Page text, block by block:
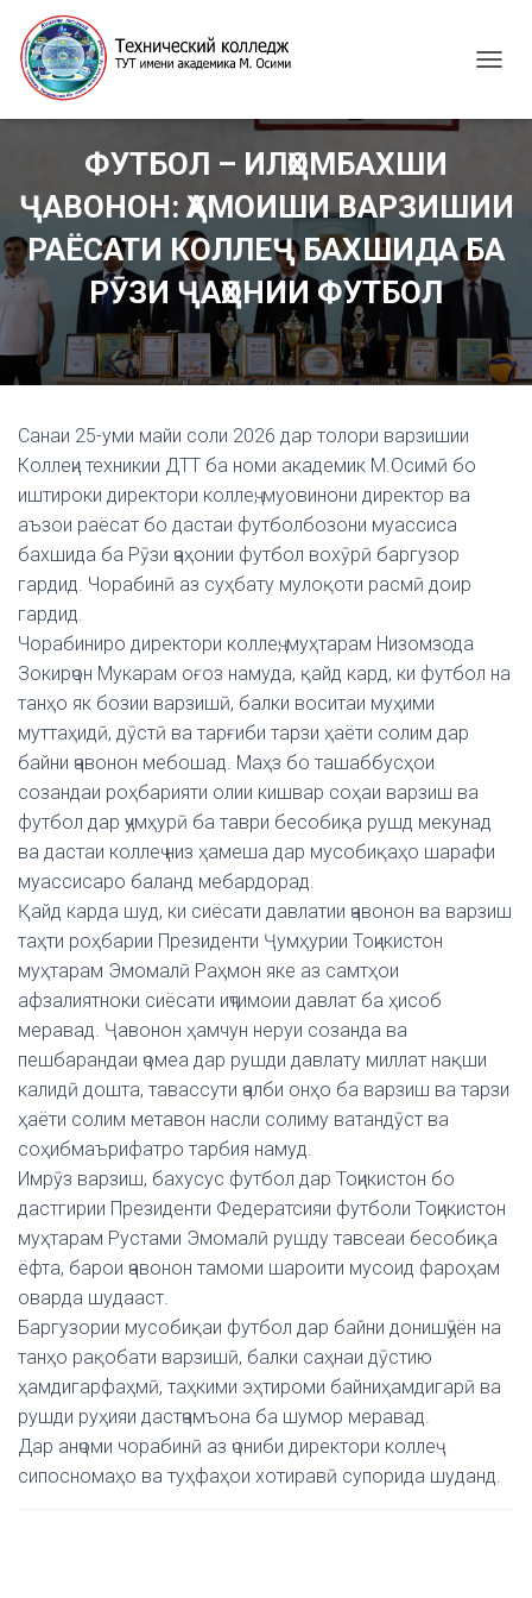
G
A
V
I
I
ФУТБОЛ – ИЛҲОМБАХШИ
ҶАВОНОН: ҲАМОИШИ ВАРЗИШИИ
РАЁСАТИ КОЛЛЕҶ БАХШИДА БА
РӮЗИ ҶАҲОНИИ ФУТБОЛ
Санаи 25-уми майи соли 2026 дар толори варзишии
Коллеҷи техникии ДТТ ба номи академик М.Осимӣ бо
иштироки директори коллеҷ, муовинони директор ва
аъзои раёсат бо дастаи футболбозони муассиса
бахшида ба Рӯзи ҷаҳонии футбол вохӯрӣ баргузор
гардид. Чорабинӣ аз суҳбату мулоқоти расмӣ доир
гардид.
Чорабиниро директори коллеҷ, муҳтарам Низомзода
Зокирҷон Мукарам оғоз намуда, қайд кард, ки футбол на
танҳо як бозии варзишӣ, балки воситаи муҳими
муттаҳидӣ, дӯстӣ ва тарғиби тарзи ҳаёти солим дар
байни ҷавонон мебошад. Маҳз бо ташаббусҳои
созандаи роҳбарияти олии кишвар соҳаи варзиш ва
футбол дар ҷумҳурӣ ба таври бесобиқа рушд мекунад
ва дастаи коллеҷ низ ҳамеша дар мусобиқаҳо шарафи
муассисаро баланд мебардорад.
Қайд карда шуд, ки сиёсати давлатии ҷавонон ва варзиш
таҳти роҳбарии Президенти Ҷумҳурии Тоҷикистон
муҳтарам Эмомалӣ Раҳмон яке аз самтҳои
афзалиятноки сиёсати иҷтимоии давлат ба ҳисоб
меравад. Ҷавонон ҳамчун неруи созанда ва
пешбарандаи ҷомеа дар рушди давлату миллат нақши
калидӣ дошта, тавассути ҷалби онҳо ба варзиш ва тарзи
ҳаёти солим метавон насли солиму ватандӯст ва
соҳибмаърифатро тарбия намуд.
Имрӯз варзиш, бахусус футбол дар Тоҷикистон бо
дастгирии Президенти Федератсияи футболи Тоҷикистон
муҳтарам Рустами Эмомалӣ рушду тавсеаи бесобиқа
ёфта, барои ҷавонон тамоми шароити мусоид фароҳам
оварда шудааст.
Баргузории мусобиқаи футбол дар байни донишҷӯён на
танҳо рақобати варзишӣ, балки саҳнаи дӯстию
ҳамдигарфаҳмӣ, таҳкими эҳтироми байниҳамдигарӣ ва
рушди руҳияи дастҷамъона ба шумор меравад.
Дар анҷоми чорабинӣ аз ҷониби директори коллеҷ
сипосномаҳо ва туҳфаҳои хотиравӣ супорида шуданд.